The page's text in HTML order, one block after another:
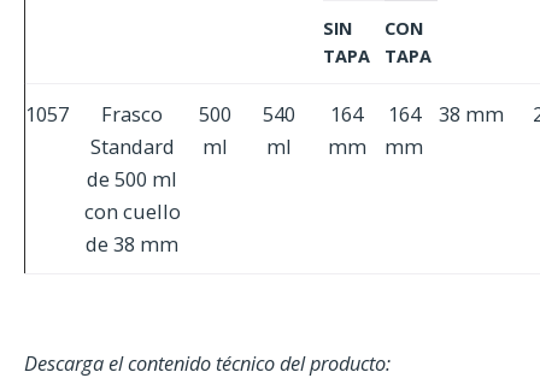
SIN
TAPA
CON
TAPA
1057
Frasco
Standard
de 500 ml
con cuello
de 38 mm
500
ml
540
ml
164
mm
164
mm
38 mm
Descarga el contenido técnico del producto: